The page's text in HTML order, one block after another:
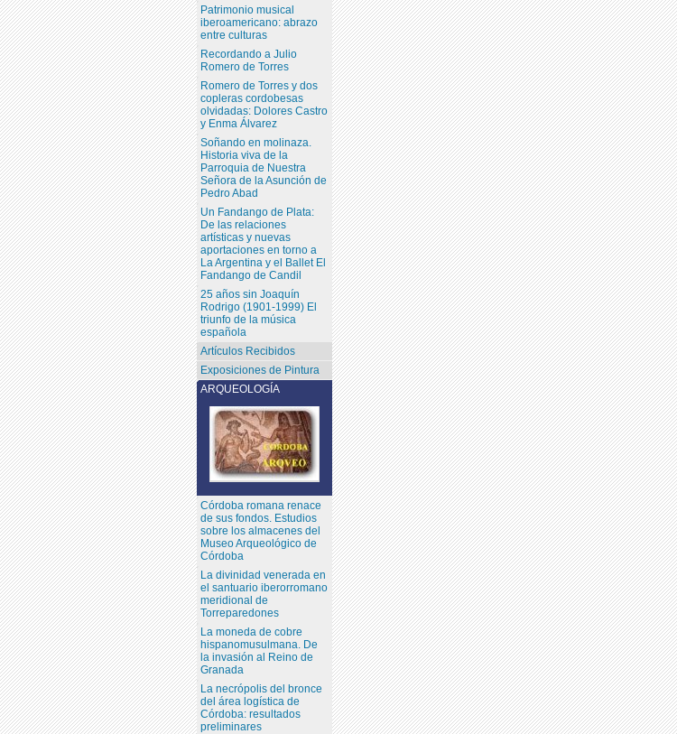
ARQUEOLOGÍA
Córdoba romana renace
de sus fondos. Estudios
sobre los almacenes del
Museo Arqueológico de
Córdoba
La divinidad venerada en
el santuario iberorromano
meridional de
Torreparedones
La moneda de cobre
hispanomusulmana. De
la invasión al Reino de
Granada
La necrópolis del bronce
del área logística de
Córdoba: resultados
preliminares
Patrimonio musical
iberoamericano: abrazo
entre culturas
Recordando a Julio
Romero de Torres
Romero de Torres y dos
copleras cordobesas
olvidadas: Dolores Castro
y Enma Álvarez
Soñando en molinaza.
Historia viva de la
Parroquia de Nuestra
Señora de la Asunción de
Pedro Abad
Un Fandango de Plata:
De las relaciones
artísticas y nuevas
aportaciones en torno a
La Argentina y el Ballet El
Fandango de Candil
25 años sin Joaquín
Rodrigo (1901-1999) El
triunfo de la música
española
Artículos Recibidos
Exposiciones de Pintura